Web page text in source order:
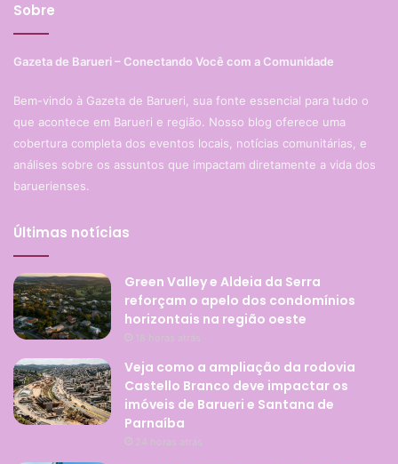
Sobre
Gazeta de Barueri – Conectando Você com a Comunidade
Bem-vindo à Gazeta de Barueri, sua fonte essencial para tudo o
que acontece em Barueri e região. Nosso blog oferece uma
cobertura completa dos eventos locais, notícias comunitárias, e
análises sobre os assuntos que impactam diretamente a vida dos
baruerienses.
Últimas notícias
Green Valley e Aldeia da Serra
reforçam o apelo dos condomínios
horizontais na região oeste
18 horas atrás
Veja como a ampliação da rodovia
Castello Branco deve impactar os
imóveis de Barueri e Santana de
Parnaíba
24 horas atrás